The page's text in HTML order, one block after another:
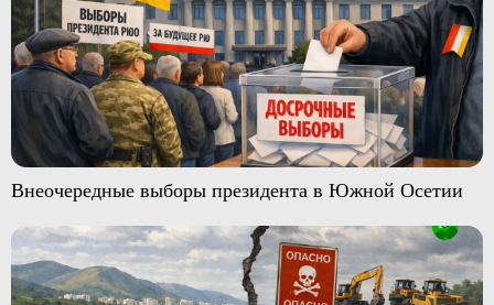
Внеочередные выборы президента в Южной Осетии